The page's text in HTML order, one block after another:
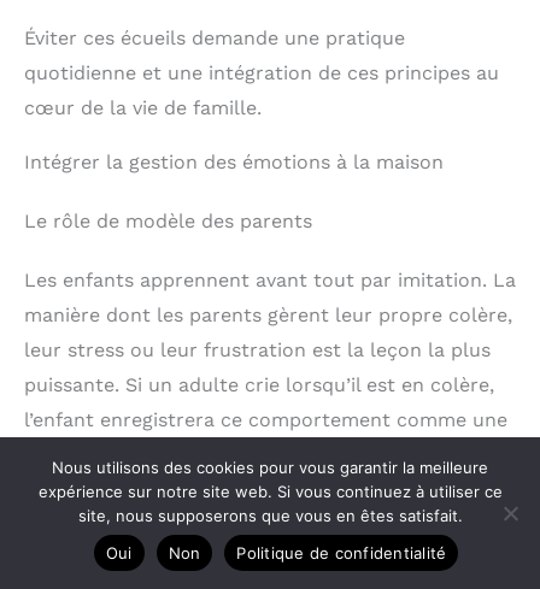
Éviter ces écueils demande une pratique
quotidienne et une intégration de ces principes au
cœur de la vie de famille.
Intégrer la gestion des émotions à la maison
Le rôle de modèle des parents
Les enfants apprennent avant tout par imitation. La
manière dont les parents gèrent leur propre colère,
leur stress ou leur frustration est la leçon la plus
puissante. Si un adulte crie lorsqu’il est en colère,
l’enfant enregistrera ce comportement comme une
émotions (« Je me sens énervé en ce moment, j’ai
besoin de respirer un peu ») est un exemple
concret et inestimable pour l’enfant.
Nous utilisons des cookies pour vous garantir la meilleure
expérience sur notre site web. Si vous continuez à utiliser ce
site, nous supposerons que vous en êtes satisfait.
Oui
Non Politique de confidentialité